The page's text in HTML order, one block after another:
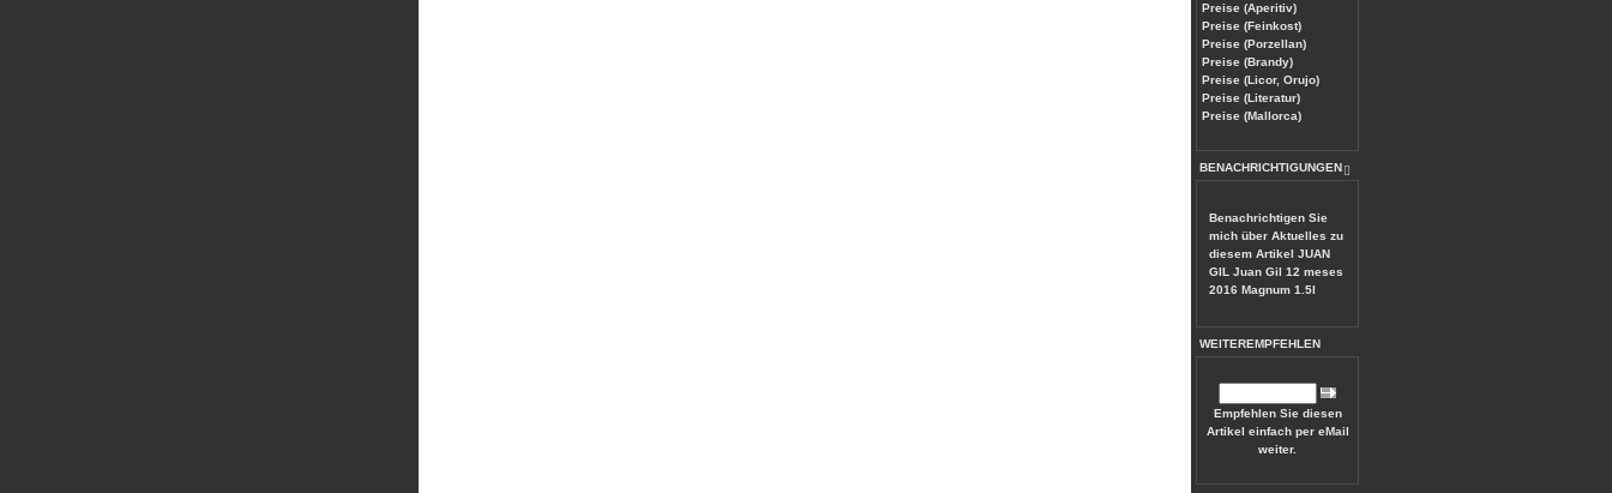
Preise (Aperitiv)
Preise (Feinkost)
Preise (Porzellan)
Preise (Brandy)
Preise (Licor, Orujo)
Preise (Literatur)
Preise (Mallorca)
BENACHRICHTIGUNGEN
Benachrichtigen Sie
mich über Aktuelles zu
diesem Artikel JUAN
GIL Juan Gil 12 meses
2016 Magnum 1.5l
WEITEREMPFEHLEN
Empfehlen Sie diesen
Artikel einfach per eMail
weiter.